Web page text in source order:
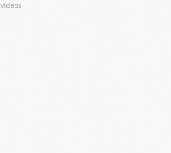
vídeos